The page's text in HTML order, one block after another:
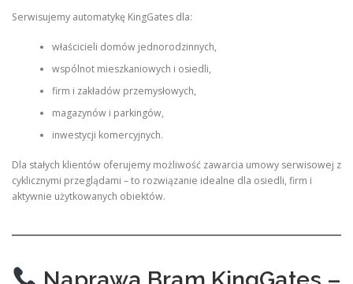
Serwisujemy automatykę KingGates dla:
właścicieli domów jednorodzinnych,
wspólnot mieszkaniowych i osiedli,
firm i zakładów przemysłowych,
magazynów i parkingów,
inwestycji komercyjnych.
Dla stałych klientów oferujemy możliwość zawarcia umowy serwisowej z
cyklicznymi przeglądami – to rozwiązanie idealne dla osiedli, firm i
aktywnie użytkowanych obiektów.